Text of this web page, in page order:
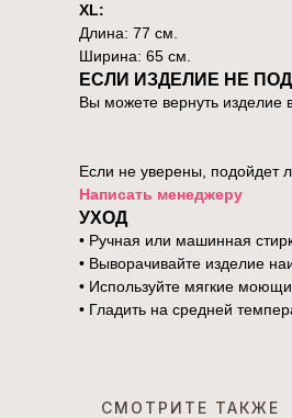
XL:
Длина: 77 см.
Ширина: 65 см.
ЕСЛИ ИЗДЕЛИЕ НЕ
Вы можете вернуть изделие
Если не уверены, подойдет
Написать менеджеру
УХОД
• Ручная или машинная
• Выворачивайте изделие
• Используйте мягкие
• Гладить на средней
СМОТРИТЕ ТАКЖЕ